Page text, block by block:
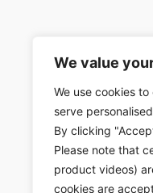
We value
We use cookies
serve
By clicking
Please note that
product videos)
cookies are